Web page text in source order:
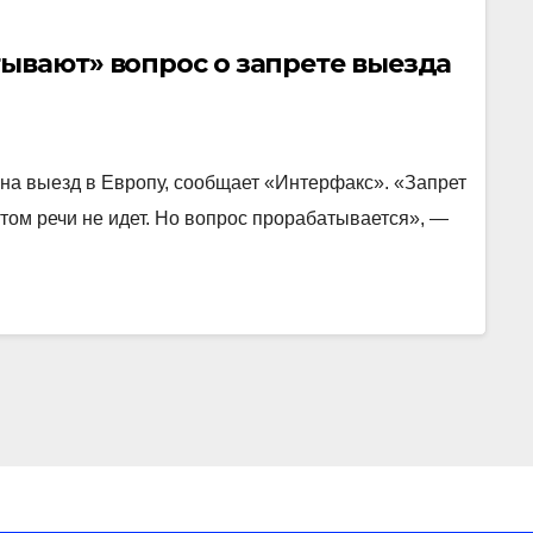
вопрос о запрете выезда
выезд в Европу, сообщает «Интерфакс». «Запрет
речи не идет. Но вопрос прорабатывается», —